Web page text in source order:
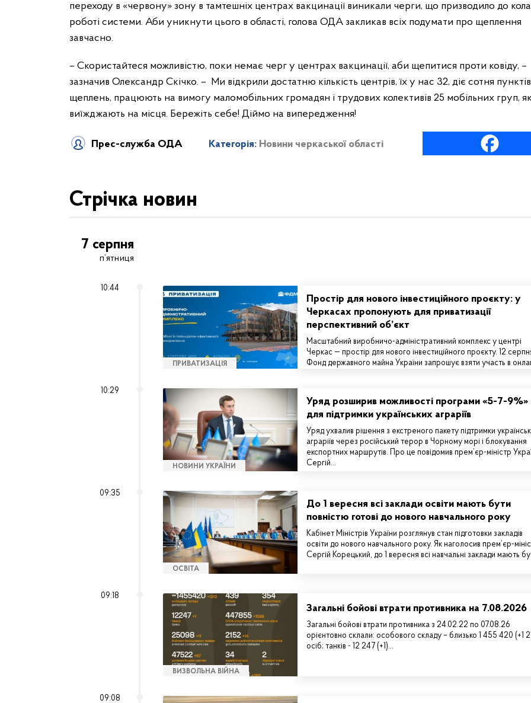
переходу в «червону» зону в тамтешніх центрах вакцинації виникали черги, що призводило до
роботі системи. Аби уникнути цього в області, голова ОДА закликав всіх подумати про щеплення
завчасно.
– Скористайтеся можливістю, поки немає черг у центрах вакцинації, аби щепитися проти ковіду, –
зазначив Олександр Скічко. – Ми відкрили достатню кількість центрів, їх у нас 32, діє сотня пунктів
щеплень, працюють на вимогу маломобільних громадян і трудових колективів 25 мобільних груп,
виїжджають на місця. Бережіть себе! Діймо на випередження!
Прес-служба ОДА Категорія: Новини черкаської області
Стрічка новин
7 серпня
п’ятниця
10:44
ПРИВАТИЗАЦІЯ
Простір для нового інвестиційного проєкту: у
Черкасах пропонують для приватизації
перспективний об’єкт
Масштабний виробничо-адміністративний комплекс у центрі
Черкас — простір для нового інвестиційного проєкту. 12
Фонд державного майна України запрошує взяти участь в
10:29
НОВИНИ УКРАЇНИ
Уряд розширив можливості програми «5-7-9%»
для підтримки українських аграріїв
Уряд ухвалив рішення з екстреного пакету підтримки
аграріїв через російський терор в Чорному морі і блокування
експортних маршрутів. Про це повідомив прем’єр-міністр
Сергій…
09:35
ОСВІТА
До 1 вересня всі заклади освіти мають бути
повністю готові до нового навчального року
Кабінет Міністрів України розглянув стан підготовки закладів
освіти до нового навчального року. Як наголосив прем’єр-
Сергій Корецький, до 1 вересня всі навчальні заклади мають
09:18
ВИЗВОЛЬНА ВІЙНА
Загальні бойові втрати противника на 7.08.2026
Загальні бойові втрати противника з 24.02.22 по 07.08.26
орієнтовно склали: особового складу – близько 1 455 420 (+1
осіб; танків - 12 247 (+1)…
09:08